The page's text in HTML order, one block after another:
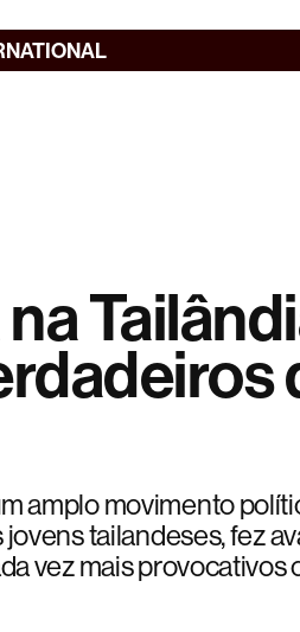
amplo movimento
tailandeses, fez
vez mais provocativos